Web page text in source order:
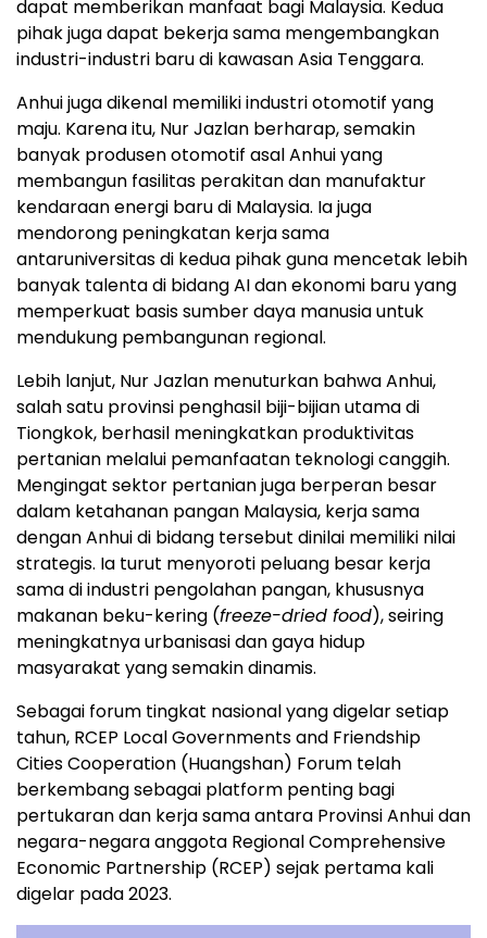
dapat memberikan manfaat bagi Malaysia. Kedua
pihak juga dapat bekerja sama mengembangkan
industri-industri baru di kawasan Asia Tenggara.
Anhui juga dikenal memiliki industri otomotif yang
maju. Karena itu, Nur Jazlan berharap, semakin
banyak produsen otomotif asal Anhui yang
membangun fasilitas perakitan dan manufaktur
kendaraan energi baru di Malaysia. Ia juga
mendorong peningkatan kerja sama
antaruniversitas di kedua pihak guna mencetak lebih
banyak talenta di bidang AI dan ekonomi baru yang
memperkuat basis sumber daya manusia untuk
mendukung pembangunan regional.
Lebih lanjut, Nur Jazlan menuturkan bahwa Anhui,
salah satu provinsi penghasil biji-bijian utama di
Tiongkok, berhasil meningkatkan produktivitas
pertanian melalui pemanfaatan teknologi canggih.
Mengingat sektor pertanian juga berperan besar
dalam ketahanan pangan Malaysia, kerja sama
dengan Anhui di bidang tersebut dinilai memiliki nilai
strategis. Ia turut menyoroti peluang besar kerja
sama di industri pengolahan pangan, khususnya
makanan beku-kering (freeze-dried food), seiring
meningkatnya urbanisasi dan gaya hidup
masyarakat yang semakin dinamis.
Sebagai forum tingkat nasional yang digelar setiap
tahun, RCEP Local Governments and Friendship
Cities Cooperation (Huangshan) Forum telah
berkembang sebagai platform penting bagi
pertukaran dan kerja sama antara Provinsi Anhui dan
negara-negara anggota Regional Comprehensive
Economic Partnership (RCEP) sejak pertama kali
digelar pada 2023.